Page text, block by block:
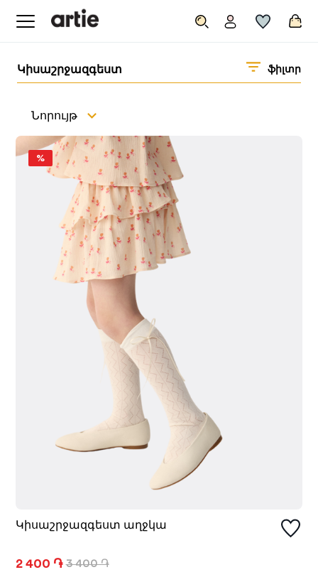
Կիսաշրջազգեստ ֆիլտր
Նորույթ
%
Կիսաշրջազգեստ աղջկա
2 400 ֏ 3 400 ֏